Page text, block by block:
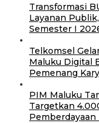
Transformasi
Layanan
Semester I
Telkomsel
Maluku Digital
Pemenang
PIM Maluku
Targetkan